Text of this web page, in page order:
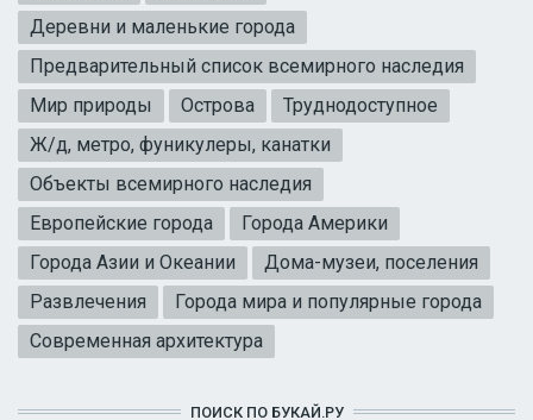
Деревни и маленькие города
Предварительный список всемирного наследия
Мир природы
Острова
Труднодоступное
Ж/д, метро, фуникулеры, канатки
Объекты всемирного наследия
Европейские города
Города Америки
Города Азии и Океании
Дома-музеи, поселения
Развлечения
Города мира и популярные города
Современная архитектура
ПОИСК ПО БУКАЙ.РУ